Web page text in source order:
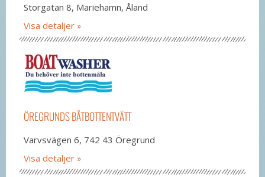
Storgatan 8, Mariehamn, Åland
Visa detaljer
ÖREGRUNDS BÅTBOTTENTVÄTT
Varvsvägen 6, 742 43 Öregrund
Visa detaljer